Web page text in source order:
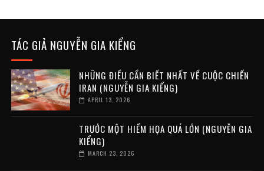
TÁC GIẢ NGUYỄN GIA KIỂNG
NHỮNG ĐIỀU CẦN BIẾT NHẤT VỀ CUỘC CHIẾN
IRAN (NGUYỄN GIA KIỂNG)
APRIL 13, 2026
TRƯỚC MỘT HIỂM HỌA QUÁ LỚN (NGUYỄN GIA
KIỂNG)
MARCH 23, 2026